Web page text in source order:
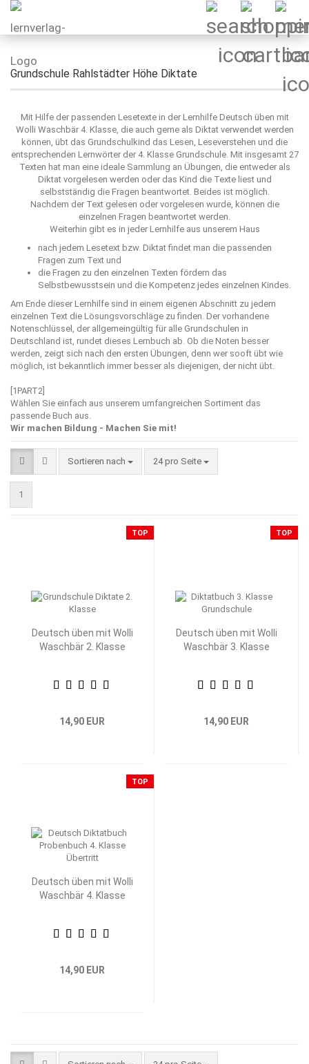
Grundschule Rahlstädter Höhe Diktate
Mit Hilfe der passenden Lesetexte in der Lernhilfe Deutsch üben mit
Wolli Waschbär 4. Klasse, die auch gerne als Diktat verwendet werden
können, übt das Grundschulkind das Lesen, Leseverstehen und die
entsprechenden Lernwörter der 4. Klasse Grundschule. Mit insgesamt 27
Texten hat man eine ideale Sammlung an Übungen, die entweder als
Diktat vorgelesen werden oder das Kind die Texte liest und
selbstständig die Fragen beantwortet. Beides ist möglich.
Nachdem der Text gelesen oder vorgelesen wurde, können die
einzelnen Fragen beantwortet werden.
Weiterhin gibt es in jeder Lernhilfe aus unserem Haus
nach jedem Lesetext bzw. Diktat findet man die passenden
Fragen zum Text und
die Fragen zu den einzelnen Texten fördern das
Selbstbewusstsein und die Kompetenz jedes einzelnen Kindes.
Am Ende dieser Lernhilfe sind in einem eigenen Abschnitt zu jedem
einzelnen Text die Lösungsvorschläge zu finden. Der vorhandene
Notenschlüssel, der allgemeingültig für alle Grundschulen in
Deutschland ist, rundet dieses Lernbuch ab. Ob die Noten besser
werden, zeigt sich nach den ersten Übungen, denn wer sooft übt wie
möglich, ist bekanntlich immer besser als diejenigen, der nicht übt.
[1PART2]
Wählen Sie einfach aus unserem umfangreichen Sortiment das
passende Buch aus.
Wir machen Bildung - Machen Sie mit!
Sortieren nach
Sortieren nach 24 pro Seite
pro Seite
1
TOP
Deutsch üben mit Wolli
Waschbär 2. Klasse
14,90 EUR
TOP
Deutsch üben mit Wolli
Waschbär 3. Klasse
14,90 EUR
TOP
Deutsch üben mit Wolli
Waschbär 4. Klasse
14,90 EUR